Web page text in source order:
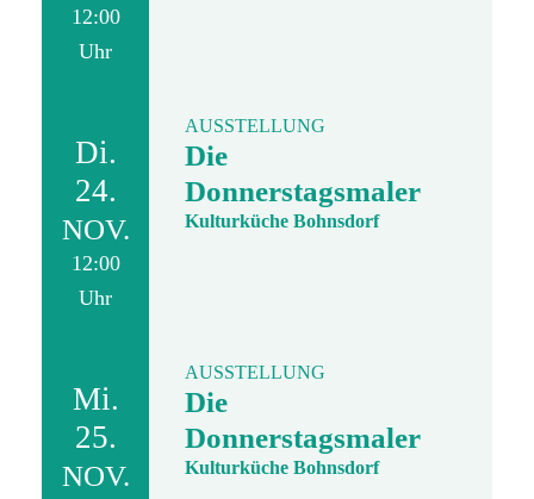
12:00
Uhr
Di.
24.
NOV.
12:00
Uhr
AUSSTELLUNG
Die
Donnerstagsmaler
Kulturküche Bohnsdorf
Mi.
25.
NOV.
AUSSTELLUNG
Die
Donnerstagsmaler
Kulturküche Bohnsdorf